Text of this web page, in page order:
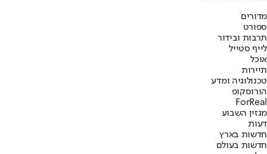
מדורים
ספורט
תרבות ובידור
לייף סטייל
אוכל
תיירות
טכנולוגיה ומדע
הורוסקופ
ForReal
מגזין השבוע
דעות
חדשות בארץ
חדשות בעולם